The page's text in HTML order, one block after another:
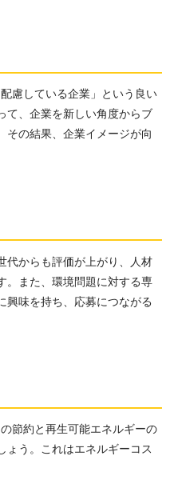
慮している企業」という良い
て、企業を新しい角度からブ
その結果、企業イメージが向
代からも評価が上がり、人材
。また、環境問題に対する専
興味を持ち、応募につながる
節約と再生可能エネルギーの
ょう。これはエネルギーコス